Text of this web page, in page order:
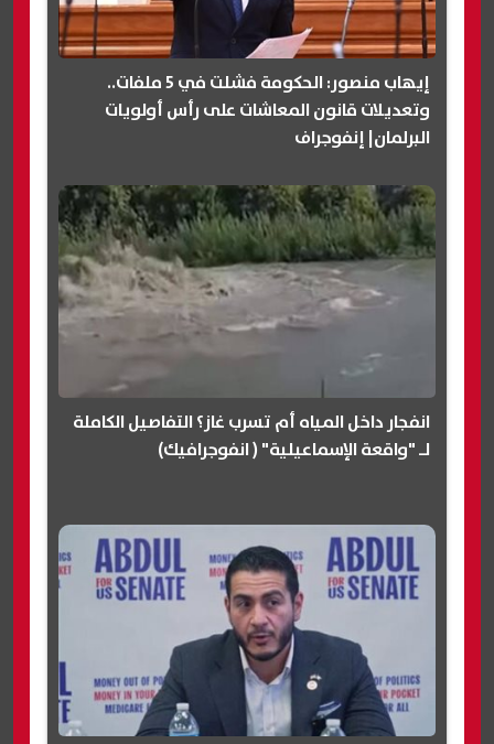
إيهاب منصور: الحكومة فشلت في 5 ملفات..
وتعديلات قانون المعاشات على رأس أولويات
البرلمان| إنفوجراف
انفجار داخل المياه أم تسرب غاز؟ التفاصيل الكاملة
لـ "واقعة الإسماعيلية" ( انفوجرافيك)